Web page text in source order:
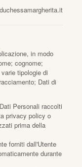
in modo
cognome;
tipologie di
Dati di
Personali raccolti
privacy policy o
prima della
forniti dall'Utente
durante